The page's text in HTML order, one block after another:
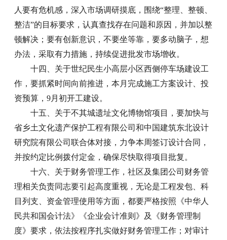
人要有危机感，深入市场调研摸底，围绕“整理、整顿、
整洁”的目标要求，认真查找存在问题和原因，并加以整
顿解决；要有创新意识，不要坐等靠，要多动脑子，想
办法，采取有力措施，持续促进批发市场增收。
十四、关于世纪民生小高层小区西侧停车场建设工
作，要抓紧时间向前推进，本月完成施工方案设计、投
资预算，9月初开工建设。
十五、关于不其城遗址文化博物馆项目，要加快与
省乡土文化遗产保护工程有限公司和中国建筑东北设计
研究院有限公司联合体对接，力争本周签订设计合同，
并按约定比例拨付定金，确保尽快取得项目批复。
十六、关于财务管理工作，社区及集团公司财务管
理相关负责同志要引起高度重视，无论是工程发包、科
目列支、资金管理使用等方面，都要严格按照《中华人
民共和国会计法》《企业会计准则》及《财务管理制
度》要求，依法按程序扎实做好财务管理工作；对审计